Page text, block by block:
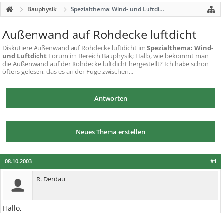
Bauphysik Spezialthema: Wind- und Luftdicht
Außenwand auf Rohdecke luftdicht
DiskutiereAußenwand auf Rohdecke luftdicht im Spezialthema: Wind-
und Luftdicht Forum im Bereich Bauphysik; Hallo, wie bekommt man
die Außenwand auf der Rohdecke luftdicht hergestellt? Ich habe schon
öfters gelesen, das es an der Fuge zwischen...
Antworten
Neues Thema erstellen
#1
08.10.2003
R. Derdau
Hallo,